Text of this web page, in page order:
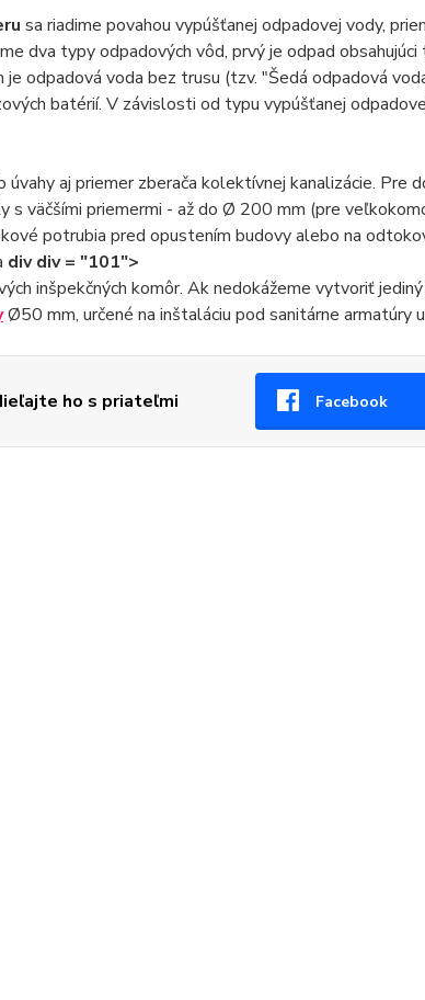
sa riadime povahou vypúšťanej odpadovej vody,
dva typy odpadových vôd, prvý je odpad
je odpadová voda bez trusu (tzv. "Šedá odpadová
batérií. V závislosti od typu vypúšťanej
úvahy aj priemer zberača kolektívnej kanalizácie.
s väčšími priemermi - až do Ø 200 mm (pre
potrubia pred opustením budovy alebo na
div div = "101">
inšpekčných komôr. Ak nedokážeme vytvoriť
Ø50 mm, určené na inštaláciu pod sanitárne armatúry
ho s priateľmi Facebook